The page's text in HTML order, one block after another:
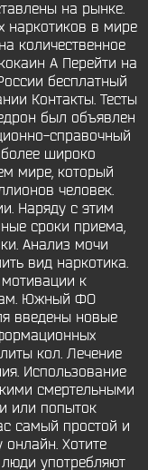
на рынке.
наркотиков в мире
количественное
A Перейти на
бесплатный
Контакты. Тесты
был объявлен
справочный
широко
мире, который
человек.
Наряду с этим
сроки приема,
Анализ мочи
вид наркотика.
к
Южный ФО
введены новые
кол. Лечение
Использование
смертельными
или попыток
самый простой и
Хотите
употребляют